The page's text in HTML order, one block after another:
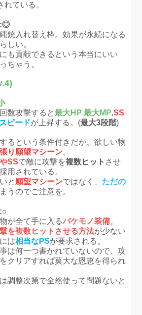
れている。
:◎
銃入れ替え枠。効果が永続になる
しい。
も貢献できるという本当にいい
ちゃう。
数攻撃すると最大HP,最大MP,SS
スピードが上昇する。(最大3段階)
るという条件付きだが、欲しい物
り願望マシーン。
SSで敵に攻撃を複数ヒット させ
用されている。
と 願望マシーンではなく、 ただの
うのでご注意を。
:○
が全て手に入るバケモノ装備。
を複数ヒットさせる方法が少ない
は相当なPSが要求される。
は何一つ書かれていないので、攻
クリアすれば莫大な恩恵を得られ
調整次第で全然使って問題ないと